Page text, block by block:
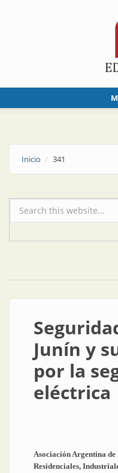
Inicio 341
Formulario de
Junín y
por la
eléctrica
Asociación Argentina
Residenciales,